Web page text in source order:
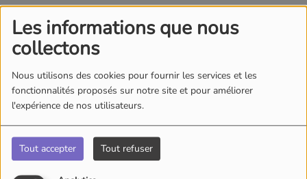
Les informations que nous
collectons
Nous utilisons des cookies pour fournir les services et les
fonctionnalités proposés sur notre site et pour améliorer
l'expérience de nos utilisateurs.
Tout accepter Tout refuser